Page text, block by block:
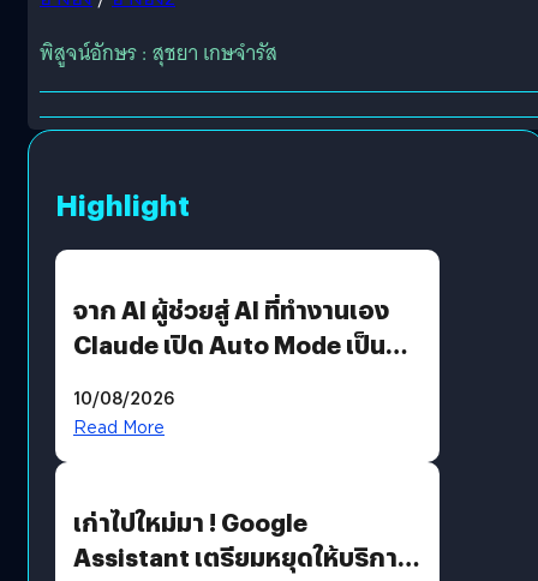
พิสูจน์อักษร : สุชยา เกษจำรัส
Highlight
จาก AI ผู้ช่วยสู่ AI ที่ทำงานเอง
Claude เปิด Auto Mode เป็นค่า
10/08/2026
Read More
เก่าไปใหม่มา ! Google
Assistant เตรียมหยุดให้บริการ